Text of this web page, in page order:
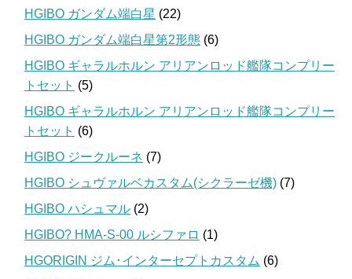
HGIBO ガンダム端白星 (22)
HGIBO ガンダム端白星第2形態 (6)
HGIBO ギャラルホルン アリアンロッド艦隊コンプリー
トセット (5)
HGIBO ギャラルホルン アリアンロッド艦隊コンプリー
トセット (6)
HGIBO ジークルーネ (7)
HGIBO シュヴァルベカスタム(シクラーゼ機) (7)
HGIBO ハシュマル (2)
HGIBO? HMA-S-00 ルシファロ (1)
HGORIGIN ジム･インターセプトカスタム (6)